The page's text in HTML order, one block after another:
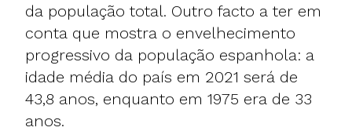
da população total. Outro facto a ter em
conta que mostra o envelhecimento
progressivo da população espanhola: a
idade média do país em 2021 será de
43,8 anos, enquanto em 1975 era de 33
anos.